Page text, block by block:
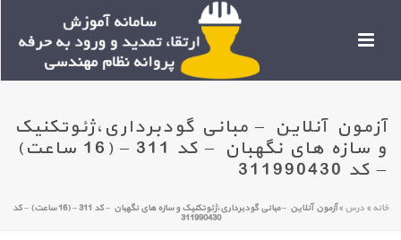
آزمون آنلاین – مبانی گودبرداری،ژئوتکنیک
و سازه های نگهبان – کد 311 – (16 ساعت)
– کد 311990430
خانه » درس » آزمون آنلاین – مبانی گودبرداری،ژئوتکنیک و سازه های نگهبان – کد 311 – (16 ساعت) – کد
311990430